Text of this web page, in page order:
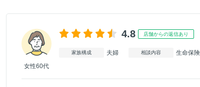
女性60代
4.8 店舗からの返信あり
家族構成 夫婦 相談内容 生命保